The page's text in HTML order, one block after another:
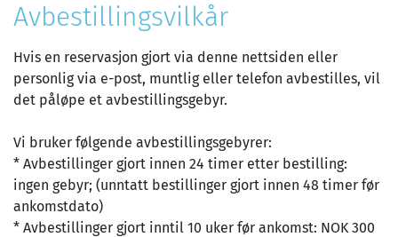
Avbestillingsvilkår
Hvis en reservasjon gjort via denne nettsiden eller
personlig via e-post, muntlig eller telefon avbestilles, vil
det påløpe et avbestillingsgebyr.
Vi bruker følgende avbestillingsgebyrer:
* Avbestillinger gjort innen 24 timer etter bestilling:
ingen gebyr; (unntatt bestillinger gjort innen 48 timer før
ankomstdato)
* Avbestillinger gjort inntil 10 uker før ankomst: NOK 300